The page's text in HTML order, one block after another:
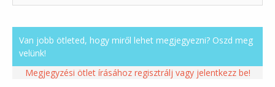
Van jobb ötleted, hogy miről lehet megjegyezni? Oszd meg
velünk!
Megjegyzési ötlet írásához regisztrálj vagy jelentkezz be!